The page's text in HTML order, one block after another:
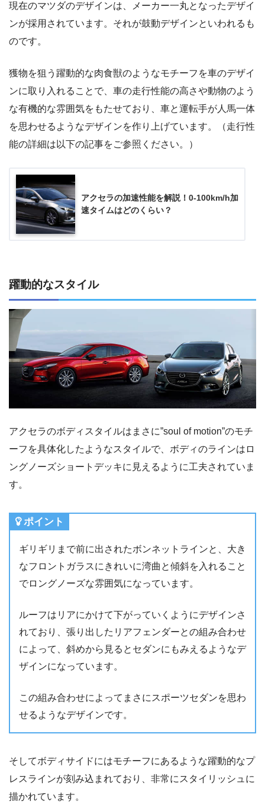
現在のマツダのデザインは、メーカー一丸となったデザイ
ンが採用されています。それが鼓動デザインといわれるも
のです。
獲物を狙う躍動的な肉食獣のようなモチーフを車のデザイ
ンに取り入れることで、車の走行性能の高さや動物のよう
な有機的な雰囲気をもたせており、車と運転手が人馬一体
を思わせるようなデザインを作り上げています。（走行性
能の詳細は以下の記事をご参照ください。）
アクセラの加速性能を解説！0-100km/h加
速タイムはどのくらい？
躍動的なスタイル
アクセラのボディスタイルはまさに”soul of motion”のモチ
ーフを具体化したようなスタイルで、ボディのラインはロ
ングノーズショートデッキに見えるように工夫されていま
す。
ポイント
ギリギリまで前に出されたボンネットラインと、大き
なフロントガラスにきれいに湾曲と傾斜を入れること
でロングノーズな雰囲気になっています。
ルーフはリアにかけて下がっていくようにデザインさ
れており、張り出したリアフェンダーとの組み合わせ
によって、斜めから見るとセダンにもみえるようなデ
ザインになっています。
この組み合わせによってまさにスポーツセダンを思わ
せるようなデザインです。
そしてボディサイドにはモチーフにあるような躍動的なプ
レスラインが刻み込まれており、非常にスタイリッシュに
描かれています。